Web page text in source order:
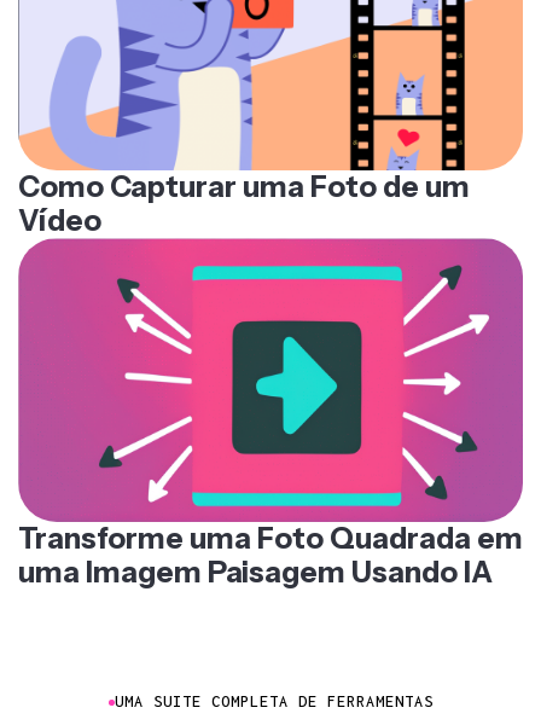
Como Capturar uma Foto de um
Vídeo
Transforme uma Foto Quadrada em
uma Imagem Paisagem Usando IA
UMA SUITE COMPLETA DE FERRAMENTAS